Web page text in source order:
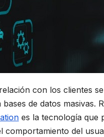
con los clientes
de datos
es la tecnología que
comportamiento del